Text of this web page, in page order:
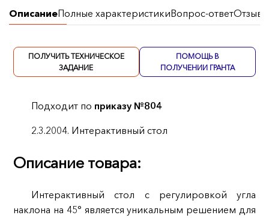
ОписаниеПолные характеристикиВопрос-ответОтзывы
ПОЛУЧИТЬ ТЕХНИЧЕСКОЕ
ЗАДАНИЕ
ПОМОЩЬ В
ПОЛУЧЕНИИ ГРАНТА
Подходит по приказу №804
2.3.2004. Интерактивный стол
Описание товара:
Интерактивный стол с регулировкой угла
наклона на 45° является уникальным решением для